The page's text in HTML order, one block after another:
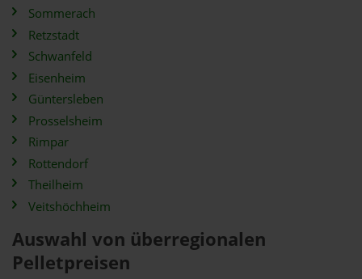
Sommerach
Retzstadt
Schwanfeld
Eisenheim
Güntersleben
Prosselsheim
Rimpar
Rottendorf
Theilheim
Veitshöchheim
Auswahl von überregionalen
Pelletpreisen